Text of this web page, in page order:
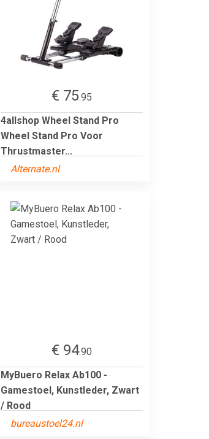
€ 75.95
4allshop Wheel Stand Pro
Wheel Stand Pro Voor
Thrustmaster...
Alternate.nl
€ 94.90
MyBuero Relax Ab100 -
Gamestoel, Kunstleder, Zwart
/ Rood
bureaustoel24.nl